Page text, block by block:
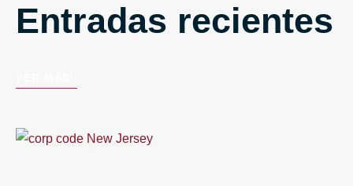
Entradas recientes